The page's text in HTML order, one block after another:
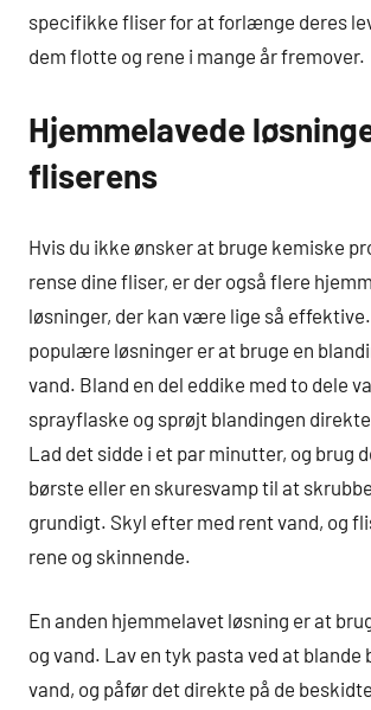
specifikke fliser for at forlænge deres
dem flotte og rene i mange år fremover.
Hjemmelavede
fliserens
Hvis du ikke ønsker at bruge kemiske
rense dine fliser, er der også flere
løsninger, der kan være lige så
populære løsninger er at bruge en
vand. Bland en del eddike med to dele
sprayflaske og sprøjt blandingen
Lad det sidde i et par minutter, og brug
børste eller en skuresvamp til at
grundigt. Skyl efter med rent vand, og
rene og skinnende.
En anden hjemmelavet løsning er at
og vand. Lav en tyk pasta ved at blande
vand, og påfør det direkte på de